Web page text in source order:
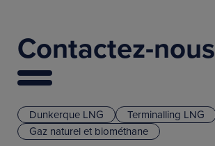
Dunkerque LNG
Terminalling LNG
Gaz naturel et biométhane
Contactez-nous